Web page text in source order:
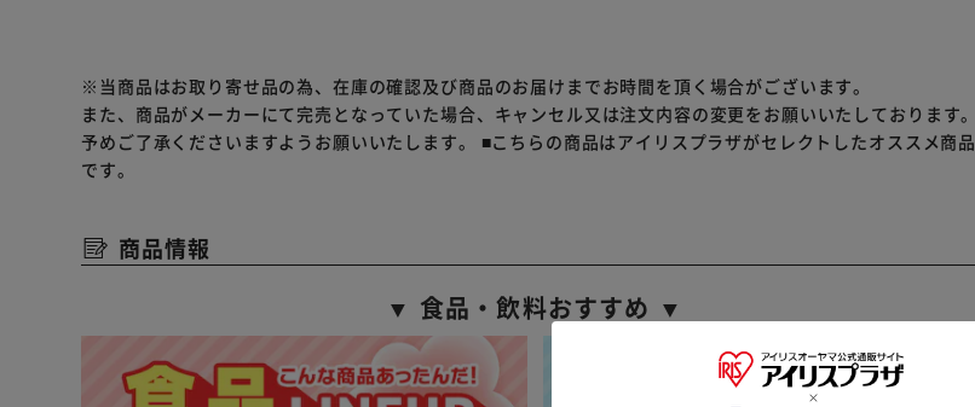
※当商品はお取り寄せ品の為、在庫の確認及び商品のお届けまでお時間を頂く場合がございます。
また、商品がメーカーにて完売となっていた場合、キャンセル又は注文内容の変更をお願いいたしております。
予めご了承くださいますようお願いいたします。 ■こちらの商品はアイリスプラザがセレクトしたオススメ商品
です。
商品情報
▼ 食品・飲料おすすめ ▼